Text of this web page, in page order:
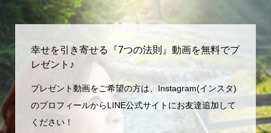
幸せを引き寄せる『7つの法則』動画を無料でプ
レゼント♪
プレゼント動画をご希望の方は、Instagram(インスタ)
のプロフィールからLINE公式サイトにお友達追加して
ください！